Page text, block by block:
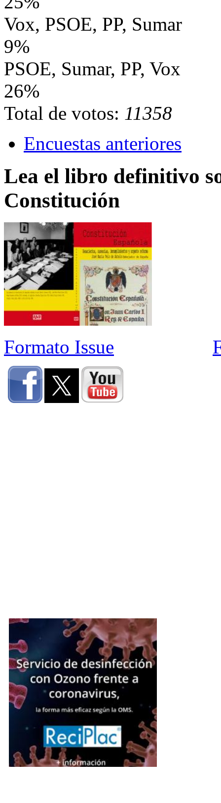
Vox, PSOE, PP, Sumar
9%
PSOE, Sumar, PP, Vox
26%
Total de votos: 11358
Encuestas anteriores
Lea el libro definitivo
Constitución
Formato Issue